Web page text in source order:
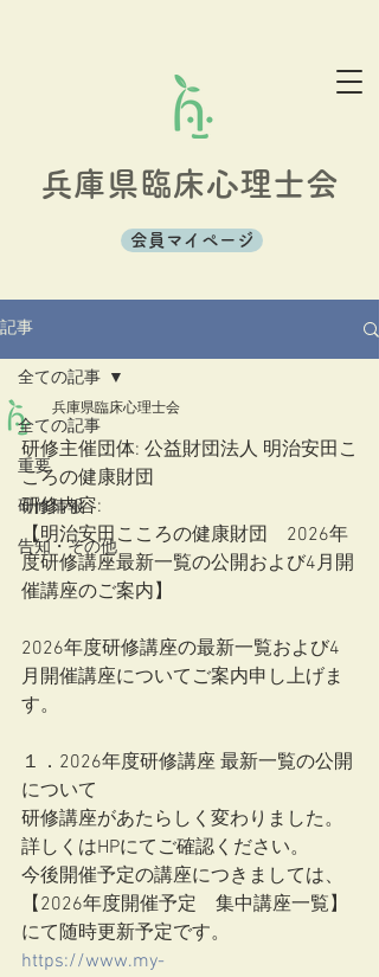
兵庫県臨床心理士会
会員マイページ
記事
全ての記事
重要
研修情報
告知・その他
全ての記事
兵庫県臨床心理士会
研修主催団体: 公益財団法人 明治安田こ
ころの健康財団
研修内容:
【明治安田こころの健康財団　2026年
度研修講座最新一覧の公開および4月開
催講座のご案内】
2026年度研修講座の最新一覧および4
月開催講座についてご案内申し上げま
す。
１．2026年度研修講座 最新一覧の公開
について
研修講座があたらしく変わりました。
詳しくはHPにてご確認ください。
今後開催予定の講座につきましては、
【2026年度開催予定　集中講座一覧】
にて随時更新予定です。
https://www.my-